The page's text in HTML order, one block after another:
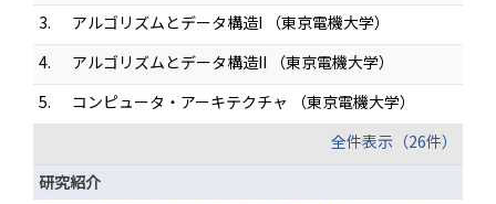
3.
アルゴリズムとデータ構造I （東京電機大学）
4.
アルゴリズムとデータ構造II （東京電機大学）
5.
コンピュータ・アーキテクチャ （東京電機大学）
全件表示（26件）
研究紹介